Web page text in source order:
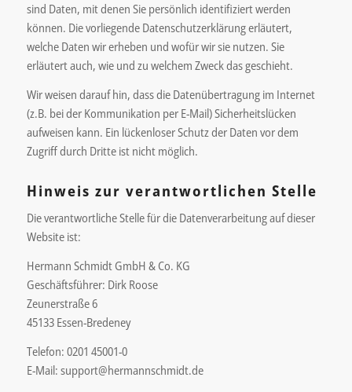
sind Daten, mit denen Sie persönlich identifiziert werden
können. Die vorliegende Datenschutzerklärung erläutert,
welche Daten wir erheben und wofür wir sie nutzen. Sie
erläutert auch, wie und zu welchem Zweck das geschieht.
Wir weisen darauf hin, dass die Datenübertragung im Internet
(z.B. bei der Kommunikation per E-Mail) Sicherheitslücken
aufweisen kann. Ein lückenloser Schutz der Daten vor dem
Zugriff durch Dritte ist nicht möglich.
Hinweis zur verantwortlichen Stelle
Die verantwortliche Stelle für die Datenverarbeitung auf dieser
Website ist:
Hermann Schmidt GmbH & Co. KG
Geschäftsführer: Dirk Roose
Zeunerstraße 6
45133 Essen-Bredeney
Telefon: 0201 45001-0
E-Mail: support@hermannschmidt.de